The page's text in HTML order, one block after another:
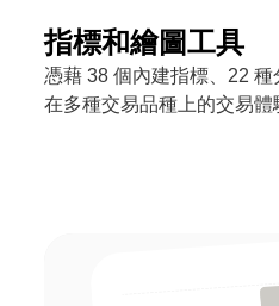
指標和繪圖工具
憑藉 38 個內建指標、22
在多種交易品種上的交易體